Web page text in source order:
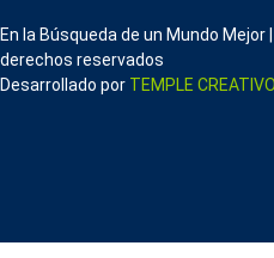
En la Búsqueda de un Mundo
derechos reservados
Desarrollado por TEMPLE CREATIVO